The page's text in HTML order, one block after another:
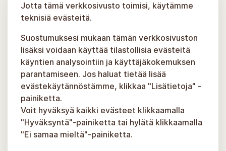
Jotta tämä verkkosivusto toimisi, käytämme
teknisiä evästeitä.
Suostumuksesi mukaan tämän verkkosivuston
lisäksi voidaan käyttää tilastollisia evästeitä
käyntien analysointiin ja käyttäjäkokemuksen
parantamiseen. Jos haluat tietää lisää
evästekäytännöstämme, klikkaa "Lisätietoja" -
painiketta.
Voit hyväksyä kaikki evästeet klikkaamalla
"Hyväksyntä"-painiketta tai hylätä klikkaamalla
"Ei samaa mieltä"-painiketta.